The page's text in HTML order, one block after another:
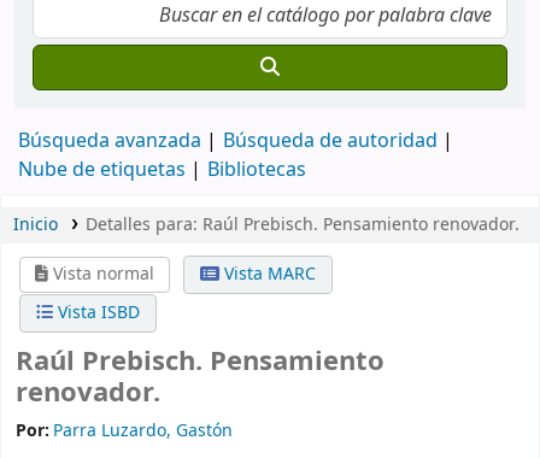
Búsqueda avanzada
Búsqueda de autoridad
Nube de etiquetas
Bibliotecas
Inicio Detalles para: Raúl Prebisch. Pensamiento renovador.
Vista normal
Vista MARC
Vista ISBD
Raúl Prebisch. Pensamiento
renovador.
Por: Parra Luzardo, Gastón